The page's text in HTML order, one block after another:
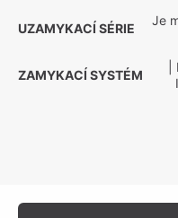
UZAMYKACÍ SÉRIE
Je
ZAMYKACÍ SYSTÉM